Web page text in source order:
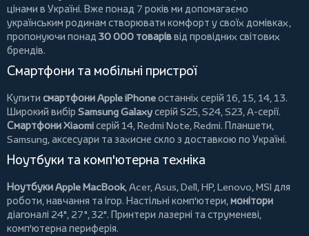
цінами в Україні. Вже понад 7 років ми допомагаємо
українським родинам створювати комфорт у своїх домівках,
пропонуючи понад 30 000 товаріввід провідних світових
брендів.
Смартфони та мобільні пристрої
Купити смартфони Apple iPhoneостанніх серій 16, 15, 14, 13.
Широкий вибір Samsung Galaxyсерій S25, S24, S23, A-серії.
Смартфони Xiaomiсерій 14, Redmi Note, Redmi. Планшети,
Samsung, аксесуари тазахисне скло з доставкою по Україні.
Ноутбуки та комп'ютерна техніка
Ноутбуки Apple MacBook,Acer,Asus,Dell,HP,Lenovo,MSI для
роботи, навчання та ігор. Настільні комп'ютери,монітори
діагоналі 24", 27", 32". Принтери лазерні та струменеві,
комп'ютерна периферія.